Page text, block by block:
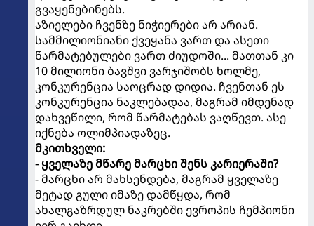
გვაყენებინებს.
აზიელები ჩვენზე ნიჭიერები არ არიან.
სამმილიონიანი ქვეყანა ვართ და ასეთი
წარმატებულები ვართ ძიუდოში... მათთან კი
10 მილიონი ბავშვი ვარჯიშობს ხოლმე,
კონკურენცია საოცრად დიდია. ჩვენთან ეს
კონკურენცია ნაკლებადაა, მაგრამ იმდენად
დახვეწილი, რომ წარმატებას ვაღწევთ. ასე
იქნება ოლიმპიადაზეც.
მკითხველი:
- ყველაზე მწარე მარცხი შენს კარიერაში?
- მარცხი არ მახსენდება, მაგრამ ყველაზე
მეტად გული იმაზე დამწყდა, რომ
ახალგაზრდულ ნაკრებში ევროპის ჩემპიონი